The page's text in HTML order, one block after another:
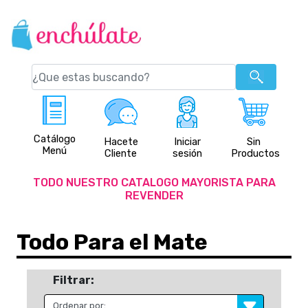
Catálogo
Menú
Hacete
Cliente
Iniciar
sesión
Sin
Productos
TODO NUESTRO CATALOGO MAYORISTA PARA
REVENDER
Todo Para el Mate
Filtrar: